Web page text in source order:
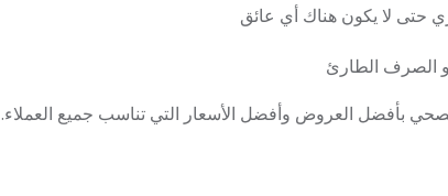
حتى لا يكون هناك أي عائق
الصرف الطارئ
بأفضل العروض وأفضل الأسعار التي تناسب جميع العملاء.